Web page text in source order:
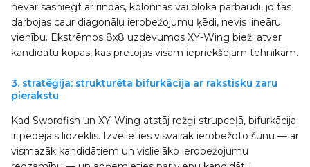
nevar sasniegt ar rindas, kolonnas vai bloka pārbaudi, jo tas
darbojas caur diagonālu ierobežojumu ķēdi, nevis lineāru
vienību. Ekstrēmos 8x8 uzdevumos XY-Wing bieži atver
kandidātu kopas, kas pretojas visām iepriekšējām tehnikām.
3. stratēģija: strukturēta bifurkācija ar rakstisku zaru
pierakstu
Kad Swordfish un XY-Wing atstāj režģi strupceļā, bifurkācija
ir pēdējais līdzeklis. Izvēlieties visvairāk ierobežoto šūnu — ar
vismazāk kandidātiem un vislielāko ierobežojumu